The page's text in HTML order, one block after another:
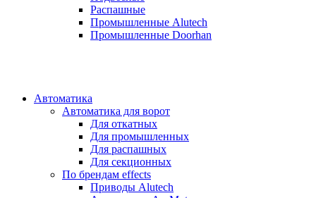
Распашные
Промышленные Alutech
Промышленные Doorhan
Автоматика
Автоматика для ворот
Для откатных
Для промышленных
Для распашных
Для секционных
По брендам effects
Приводы Alutech